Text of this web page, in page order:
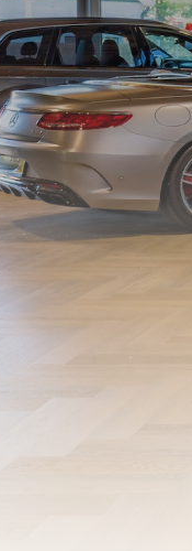
Diensten
Werkplaats
Over ons
Verkocht